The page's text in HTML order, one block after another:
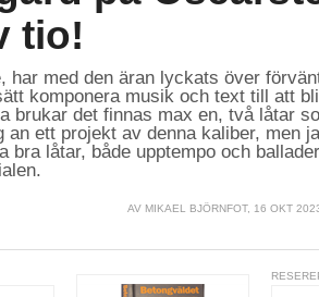
tio!
har med den äran lyckats över
komponera musik och text till att
brukar det finnas max en, två låtar
an ett projekt av denna kaliber, men
bra låtar, både upptempo och
AV MIKAEL BJÖRNFOT, 16 OKT